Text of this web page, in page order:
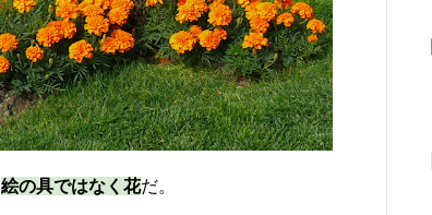
絵の具ではなく花だ。